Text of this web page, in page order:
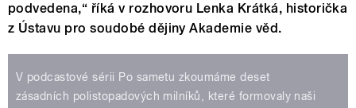
podvedena,“ říká v rozhovoru Lenka Krátká, historička
z Ústavu pro soudobé dějiny Akademie věd.
V podcastové sérii Po sametu zkoumáme deset
zásadních polistopadových milníků, které formovaly naši